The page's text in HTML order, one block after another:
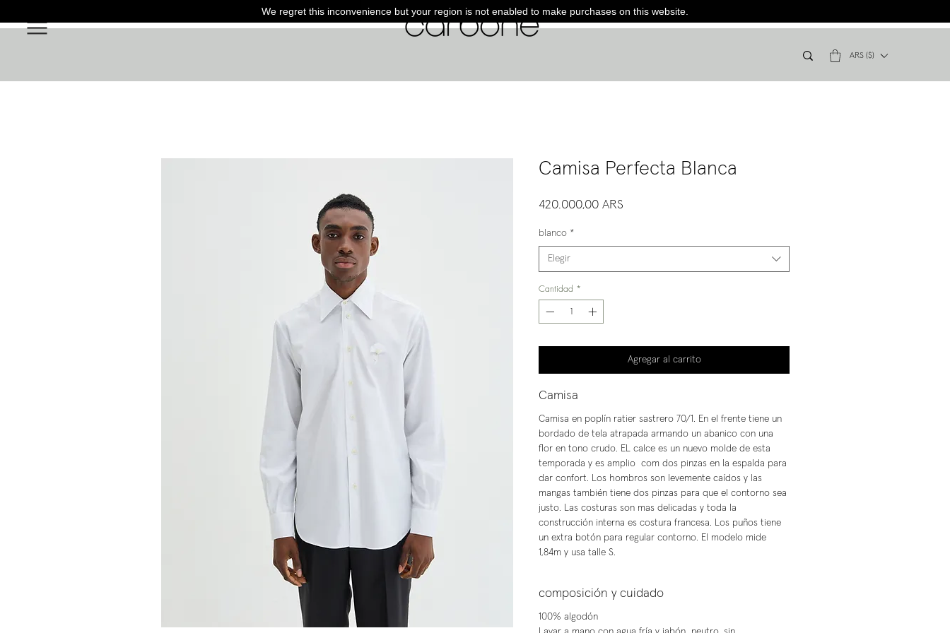
We regret this inconvenience but your region is not enabled to make purchases on this website.
ARS ($)
Camisa Perfecta Blanca
420.000,00 ARS
blanco *
Elegir
Cantidad *
Agregar al carrito
Camisa
Camisa en poplín ratier sastrero 70/1. En el frente tiene un
bordado de tela atrapada armando un abanico con una
flor en tono crudo. EL calce es un nuevo molde de esta
temporada y es amplio com dos pinzas en la espalda para
dar confort. Los hombros son levemente caídos y las
mangas también tiene dos pinzas para que el contorno sea
justo. Las costuras son mas delicadas y toda la
construcción interna es costura francesa. Los puños tiene
un extra botón para regular contorno. El modelo mide
1,84m y usa talle S.
composición y cuidado
100% algodón